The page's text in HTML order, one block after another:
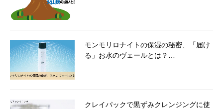
モンモリロナイトの保湿の秘密、「届け
る」お水のヴェールとは？…
クレイパックで黒ずみクレンジングに使